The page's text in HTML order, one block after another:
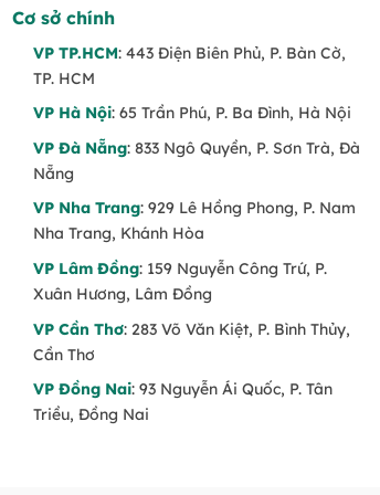
Cơ sở chính
VP TP.HCM: 443 Điện Biên Phủ, P. Bàn Cờ,
TP. HCM
VP Hà Nội: 65 Trần Phú, P. Ba Đình, Hà Nội
VP Đà Nẵng: 833 Ngô Quyền, P. Sơn Trà, Đà
Nẵng
VP Nha Trang: 929 Lê Hồng Phong, P. Nam
Nha Trang, Khánh Hòa
VP Lâm Đồng: 159 Nguyễn Công Trứ, P.
Xuân Hương, Lâm Đồng
VP Cần Thơ: 283 Võ Văn Kiệt, P. Bình Thủy,
Cần Thơ
VP Đồng Nai: 93 Nguyễn Ái Quốc, P. Tân
Triều, Đồng Nai